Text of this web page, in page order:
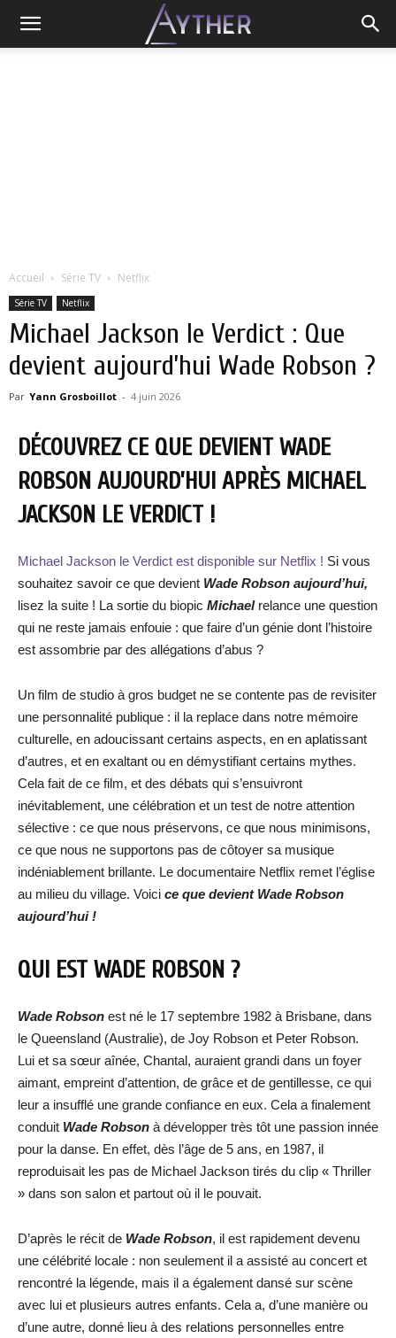
Accueil Série TV Netflix
Série TV Netflix
Michael Jackson le Verdict : Que
devient aujourd’hui Wade Robson ?
Par Yann Grosboillot - 4 juin 2026
DÉCOUVREZ CE QUE DEVIENT WADE
ROBSON AUJOURD’HUI APRÈS MICHAEL
JACKSON LE VERDICT !
Michael Jackson le Verdict est disponible sur Netflix ! Si vous
souhaitez savoir ce que devient Wade Robson aujourd’hui,
lisez la suite ! La sortie du biopic Michael relance une question
qui ne reste jamais enfouie : que faire d’un génie dont l’histoire
est assombrie par des allégations d’abus ?
Un film de studio à gros budget ne se contente pas de revisiter
une personnalité publique : il la replace dans notre mémoire
culturelle, en adoucissant certains aspects, en en aplatissant
d’autres, et en exaltant ou en démystifiant certains mythes.
Cela fait de ce film, et des débats qui s’ensuivront
inévitablement, une célébration et un test de notre attention
sélective : ce que nous préservons, ce que nous minimisons,
ce que nous ne supportons pas de côtoyer sa musique
indéniablement brillante. Le documentaire Netflix remet l’église
au milieu du village. Voici ce que devient Wade Robson
aujourd’hui !
QUI EST WADE ROBSON ?
Wade Robson est né le 17 septembre 1982 à Brisbane, dans
le Queensland (Australie), de Joy Robson et Peter Robson.
Lui et sa sœur aînée, Chantal, auraient grandi dans un foyer
aimant, empreint d’attention, de grâce et de gentillesse, ce qui
leur a insufflé une grande confiance en eux. Cela a finalement
conduit Wade Robson à développer très tôt une passion innée
pour la danse. En effet, dès l’âge de 5 ans, en 1987, il
reproduisait les pas de Michael Jackson tirés du clip « Thriller
» dans son salon et partout où il le pouvait.
D’après le récit de Wade Robson, il est rapidement devenu
une célébrité locale : non seulement il a assisté au concert et
rencontré la légende, mais il a également dansé sur scène
avec lui et plusieurs autres enfants. Cela a, d’une manière ou
d’une autre, donné lieu à des relations personnelles entre